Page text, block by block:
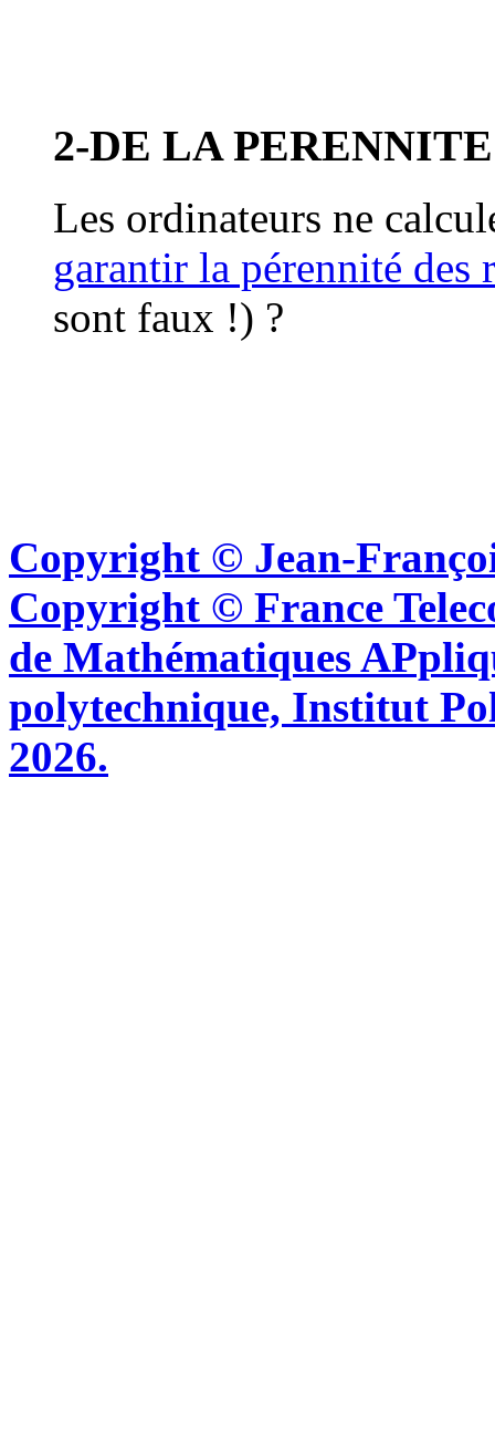
2-DE LA
Les ordinateurs ne
garantir la pérennité des
sont faux !) ?
Copyright © Jean-
Copyright © France
de Mathématiques
polytechnique, Institut
2026.